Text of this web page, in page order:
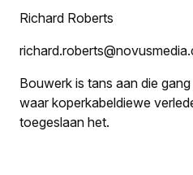
Richard Roberts
Bouwerk is tans aan die
waar koperkabeldiewe
toegeslaan het.